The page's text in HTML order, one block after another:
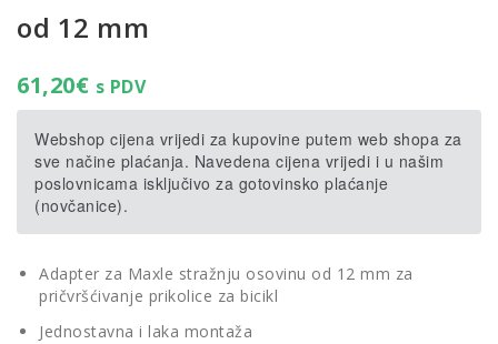
od 12 mm
61,20€ s PDV
Webshop cijena vrijedi za kupovine putem web shopa za
sve načine plaćanja. Navedena cijena vrijedi i u našim
poslovnicama isključivo za gotovinsko plaćanje
(novčanice).
Adapter za Maxle stražnju osovinu od 12 mm za
pričvršćivanje prikolice za bicikl
Jednostavna i laka montaža